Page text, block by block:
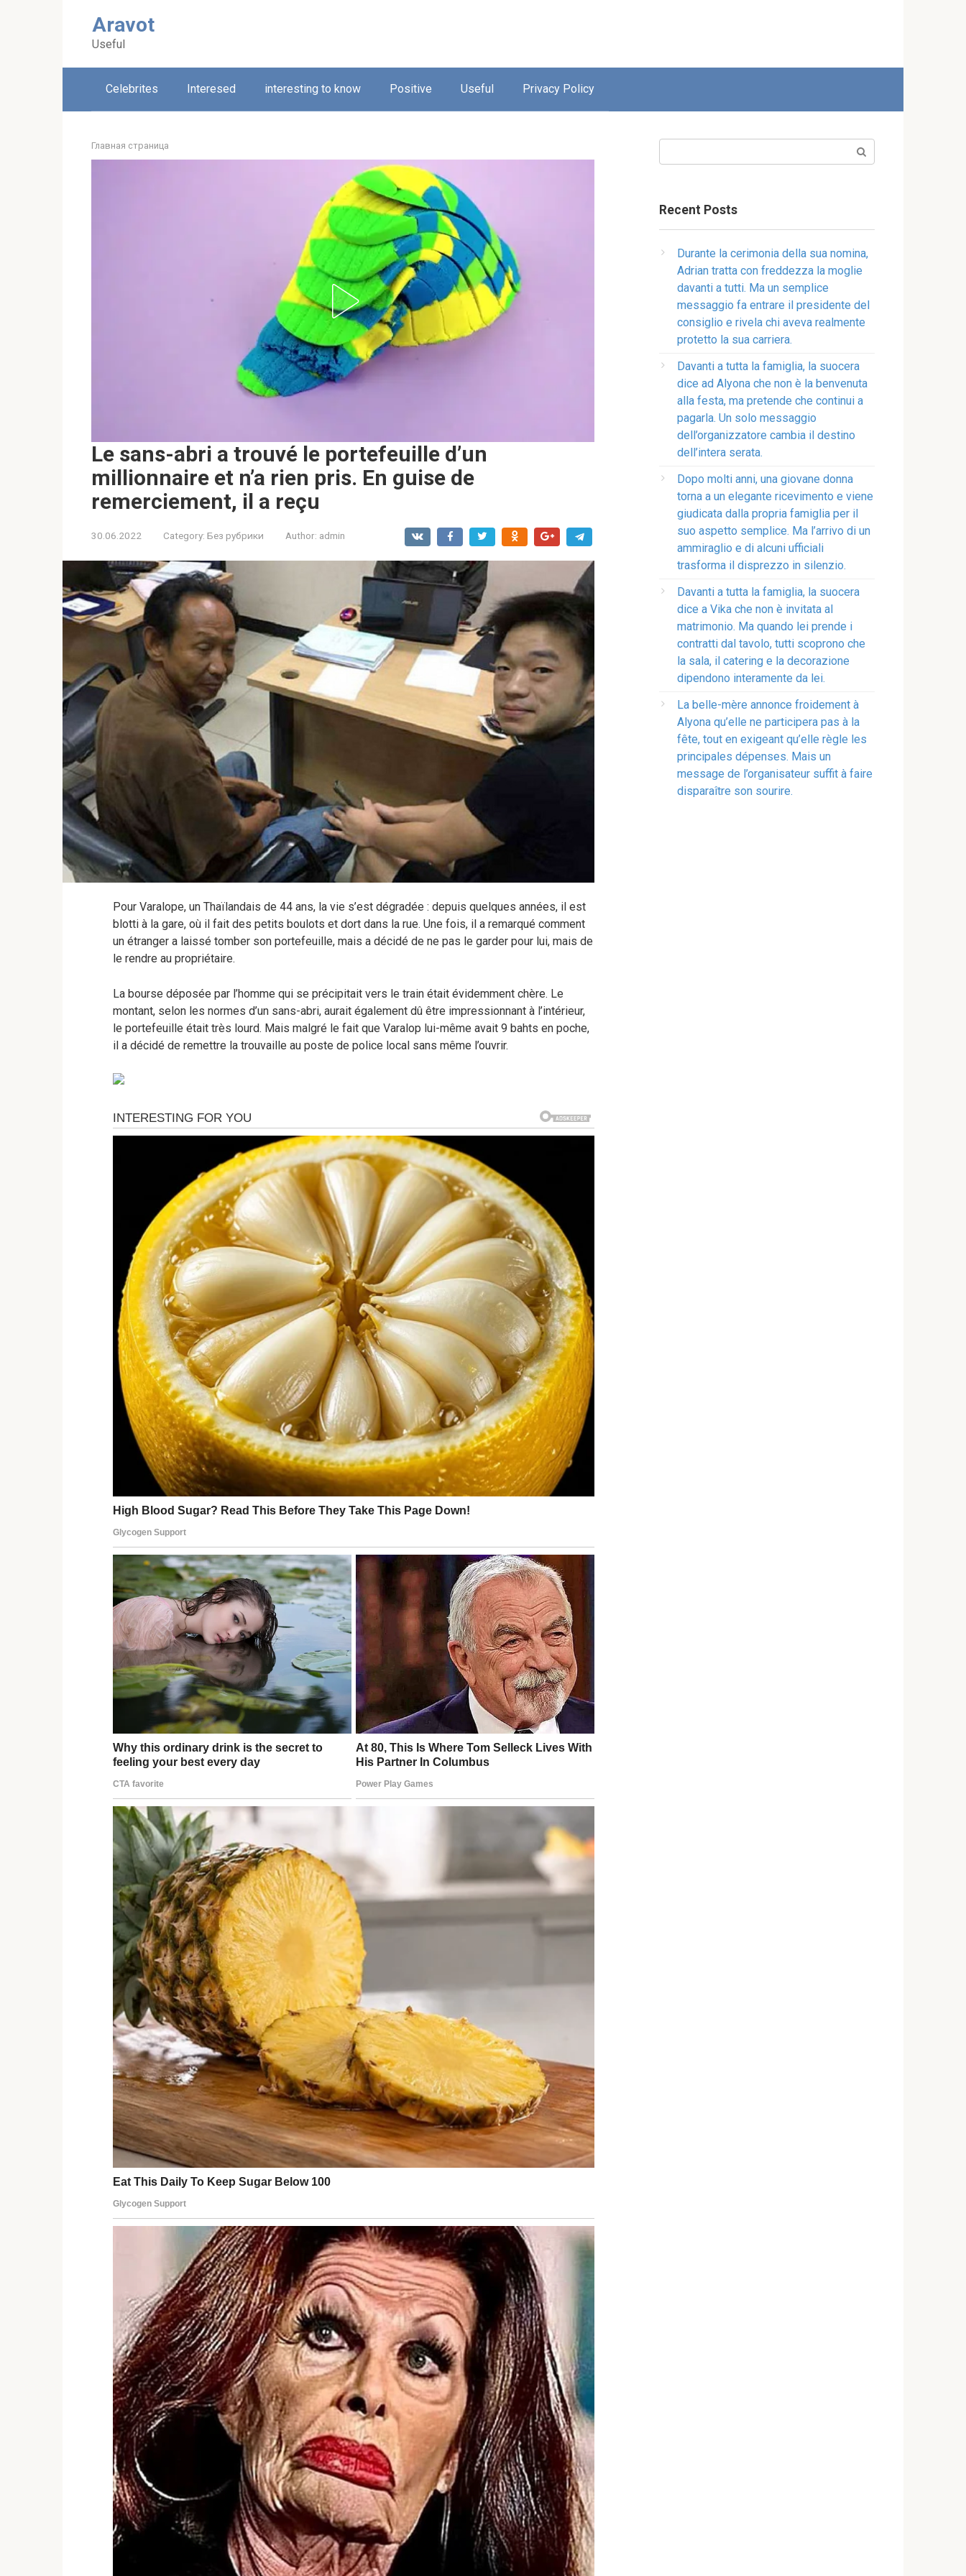
Aravot
Useful
Celebrites Interesed interesting to know Positive Useful Privacy Policy
Главная страница
Le sans-abri a trouvé le portefeuille d’un
millionnaire et n’a rien pris. En guise de
remerciement, il a reçu
30.06.2022 Category: Без рубрики Author: admin
Pour Varalope, un Thaïlandais de 44 ans, la vie s’est dégradée : depuis quelques années, il est
blotti à la gare, où il fait des petits boulots et dort dans la rue. Une fois, il a remarqué comment
un étranger a laissé tomber son portefeuille, mais a décidé de ne pas le garder pour lui, mais de
le rendre au propriétaire.
La bourse déposée par l’homme qui se précipitait vers le train était évidemment chère. Le
montant, selon les normes d’un sans-abri, aurait également dû être impressionnant à l’intérieur,
le portefeuille était très lourd. Mais malgré le fait que Varalop lui-même avait 9 bahts en poche,
il a décidé de remettre la trouvaille au poste de police local sans même l’ouvrir.
Recent Posts
Durante la cerimonia della sua nomina,
Adrian tratta con freddezza la moglie
davanti a tutti. Ma un semplice
messaggio fa entrare il presidente del
consiglio e rivela chi aveva realmente
protetto la sua carriera.
Davanti a tutta la famiglia, la suocera
dice ad Alyona che non è la benvenuta
alla festa, ma pretende che continui a
pagarla. Un solo messaggio
dell’organizzatore cambia il destino
dell’intera serata.
Dopo molti anni, una giovane donna
torna a un elegante ricevimento e viene
giudicata dalla propria famiglia per il
suo aspetto semplice. Ma l’arrivo di un
ammiraglio e di alcuni ufficiali
trasforma il disprezzo in silenzio.
Davanti a tutta la famiglia, la suocera
dice a Vika che non è invitata al
matrimonio. Ma quando lei prende i
contratti dal tavolo, tutti scoprono che
la sala, il catering e la decorazione
dipendono interamente da lei.
La belle-mère annonce froidement à
Alyona qu’elle ne participera pas à la
fête, tout en exigeant qu’elle règle les
principales dépenses. Mais un
message de l’organisateur suffit à faire
disparaître son sourire.